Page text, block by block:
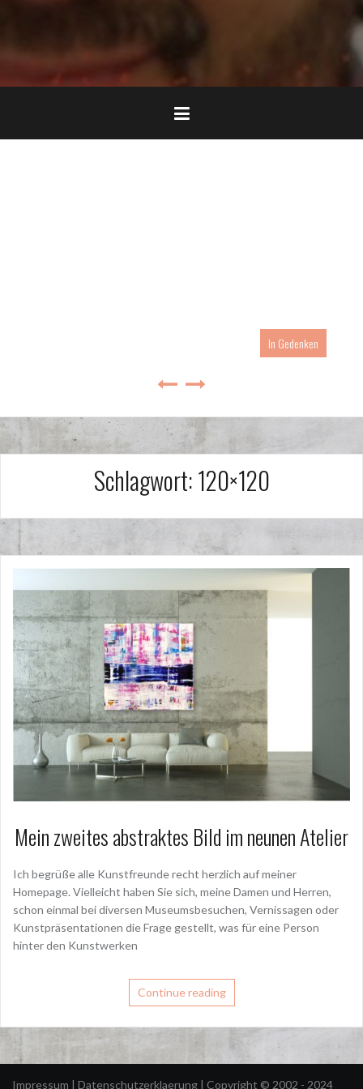
In Gedenken
Schlagwort:120×120
Mein zweites abstraktes Bild im neunen Atelier
Ich begrüße alle Kunstfreunde recht herzlich auf meiner
Homepage. Vielleicht haben Sie sich, meine Damen und Herren,
schon einmal bei diversen Museumsbesuchen, Vernissagen oder
Kunstpräsentationen die Frage gestellt, was für eine Person
hinter den Kunstwerken
Continue reading
Impressum | Datenschutzerklaerung | Copyright © 2002 - 2024